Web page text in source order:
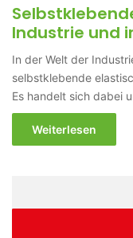
Industrie und
In der Welt der
selbstklebende
Es handelt sich dabei
Weiterlesen